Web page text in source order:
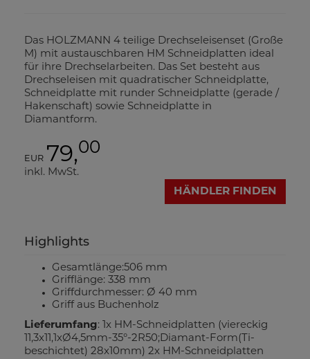
Das HOLZMANN 4 teilige Drechseleisenset (Große
M) mit austauschbaren HM Schneidplatten ideal
für ihre Drechselarbeiten. Das Set besteht aus
Drechseleisen mit quadratischer Schneidplatte,
Schneidplatte mit runder Schneidplatte (gerade /
Hakenschaft) sowie Schneidplatte in
Diamantform.
EUR 79,00
inkl. MwSt.
HÄNDLER FINDEN
Highlights
Gesamtlänge:506 mm
Grifflänge: 338 mm
Griffdurchmesser: Ø 40 mm
Griff aus Buchenholz
Lieferumfang: 1x HM-Schneidplatten (viereckig
11,3x11,1xØ4,5mm-35°-2R50;Diamant-Form(Ti-
beschichtet) 28x10mm) 2x HM-Schneidplatten